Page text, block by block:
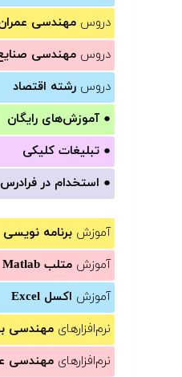
دروس مهندسی
دروس مهندسی
دروس رشته اقتصاد
● آموزش‌های رایگان
● تبلیغات کلیکی
● استخدام در فرادرس
آموزش برنامه نویسی
آموزش متلب Matlab
آموزش اکسل Excel
نرم‌افزارهای مهندسی
نرم‌افزارهای مهندسی